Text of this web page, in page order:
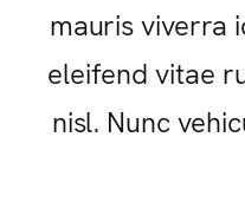
mauris viverra
eleifend vitae
nisl. Nunc